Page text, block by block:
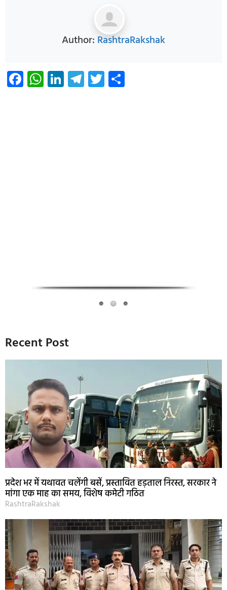
Author: RashtraRakshak
Facebook
WhatsApp
LinkedIn
Telegram
Twitter
Recent Post
प्रदेश भर में यथावत चलेंगी बसें, प्रस्तावित हड़ताल निरस्त, सरकार ने
मांगा एक माह का समय, विशेष कमेटी गठित
RashtraRakshak